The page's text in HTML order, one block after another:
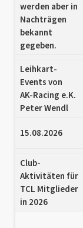
werden aber in
Nachträgen
bekannt
gegeben.
Leihkart-
Events von
AK-Racing e.K.
Peter Wendl
15.08.2026
Club-
Aktivitäten für
TCL Mitglieder
in 2026